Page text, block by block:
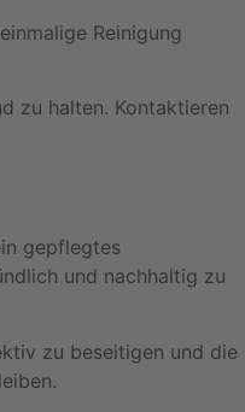
Reinigung
zu halten. Kontaktieren
gepflegtes
und nachhaltig zu
zu beseitigen und die